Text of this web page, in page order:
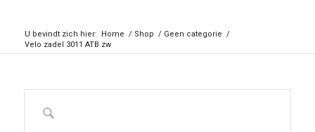
U bevindt zich hier: Home / Shop / Geen categorie /
Velo zadel 3011 ATB zw